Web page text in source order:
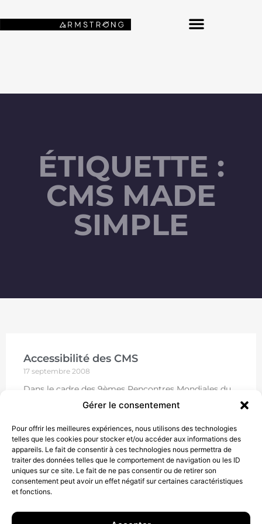
Gérer le consentement
Pour offrir les meilleures expériences, nous utilisons des technologies
telles que les cookies pour stocker et/ou accéder aux informations des
appareils. Le fait de consentir à ces technologies nous permettra de
traiter des données telles que le comportement de navigation ou les ID
uniques sur ce site. Le fait de ne pas consentir ou de retirer son
consentement peut avoir un effet négatif sur certaines caractéristiques
et fonctions.
ÉTIQUETTE :
CMS MADE
SIMPLE
Accessibilité des CMS
17 septembre 2008
Dans le cadre des 9èmes Rencontres Mondiales du
Logiciel Libre (Mont-de Marsan, juillet 2008), Elie
bonne
LIRE